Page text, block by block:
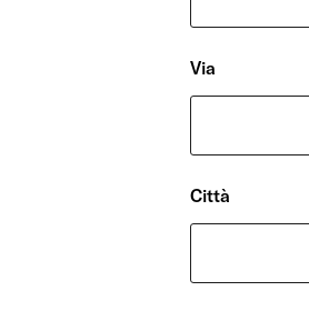
Via
Città